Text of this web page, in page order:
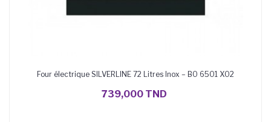
Four électrique SILVERLINE 72 Litres Inox – BO 6501 X02
739,000 TND